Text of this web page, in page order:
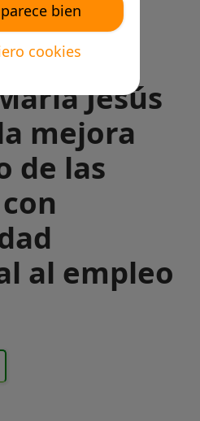
la
Jesús
mejora
de las
al empleo
bien
cookies